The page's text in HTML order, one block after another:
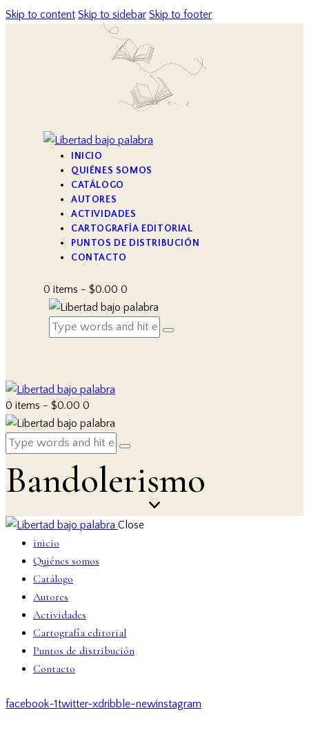
Skip to content Skip to sidebar Skip to footer
INICIO
QUIÉNES SOMOS
CATÁLOGO
AUTORES
ACTIVIDADES
CARTOGRAFÍA EDITORIAL
PUNTOS DE DISTRIBUCIÓN
CONTACTO
0 items - $0.00 0
0 items - $0.00 0
Bandolerismo
Close
inicio
Quiénes somos
Catálogo
Autores
Actividades
Cartografía editorial
Puntos de distribución
Contacto
facebook-1twitter-xdribble-newinstagram